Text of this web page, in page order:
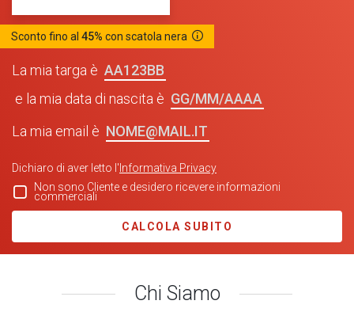
Sconto fino al 45% con scatola nera
La mia targa è
AA123BB
e la mia data di nascita è
GG/MM/AAAA
La mia email è NOME@MAIL.IT
Dichiaro di aver letto l' Informativa Privacy
Non sono Cliente e desidero ricevere informazioni
commerciali
CALCOLA SUBITO
Chi Siamo